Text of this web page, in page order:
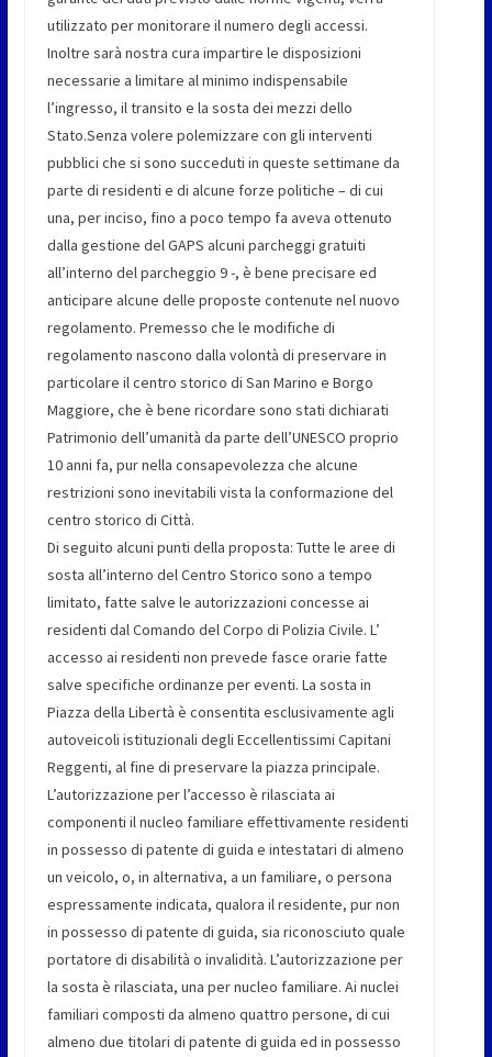
utilizzato per monitorare il numero degli accessi.
Inoltre sarà nostra cura impartire le disposizioni
necessarie a limitare al minimo indispensabile
l’ingresso, il transito e la sosta dei mezzi dello
Stato.Senza volere polemizzare con gli interventi
pubblici che si sono succeduti in queste settimane da
parte di residenti e di alcune forze politiche – di cui
una, per inciso, fino a poco tempo fa aveva ottenuto
dalla gestione del GAPS alcuni parcheggi gratuiti
all’interno del parcheggio 9 -, è bene precisare ed
anticipare alcune delle proposte contenute nel nuovo
regolamento. Premesso che le modifiche di
regolamento nascono dalla volontà di preservare in
particolare il centro storico di San Marino e Borgo
Maggiore, che è bene ricordare sono stati dichiarati
Patrimonio dell’umanità da parte dell’UNESCO proprio
10 anni fa, pur nella consapevolezza che alcune
restrizioni sono inevitabili vista la conformazione del
centro storico di Città.
Di seguito alcuni punti della proposta: Tutte le aree di
sosta all’interno del Centro Storico sono a tempo
limitato, fatte salve le autorizzazioni concesse ai
residenti dal Comando del Corpo di Polizia Civile. L’
accesso ai residenti non prevede fasce orarie fatte
salve specifiche ordinanze per eventi. La sosta in
Piazza della Libertà è consentita esclusivamente agli
autoveicoli istituzionali degli Eccellentissimi Capitani
Reggenti, al fine di preservare la piazza principale.
L’autorizzazione per l’accesso è rilasciata ai
componenti il nucleo familiare effettivamente residenti
in possesso di patente di guida e intestatari di almeno
un veicolo, o, in alternativa, a un familiare, o persona
espressamente indicata, qualora il residente, pur non
in possesso di patente di guida, sia riconosciuto quale
portatore di disabilità o invalidità. L’autorizzazione per
la sosta è rilasciata, una per nucleo familiare. Ai nuclei
familiari composti da almeno quattro persone, di cui
almeno due titolari di patente di guida ed in possesso